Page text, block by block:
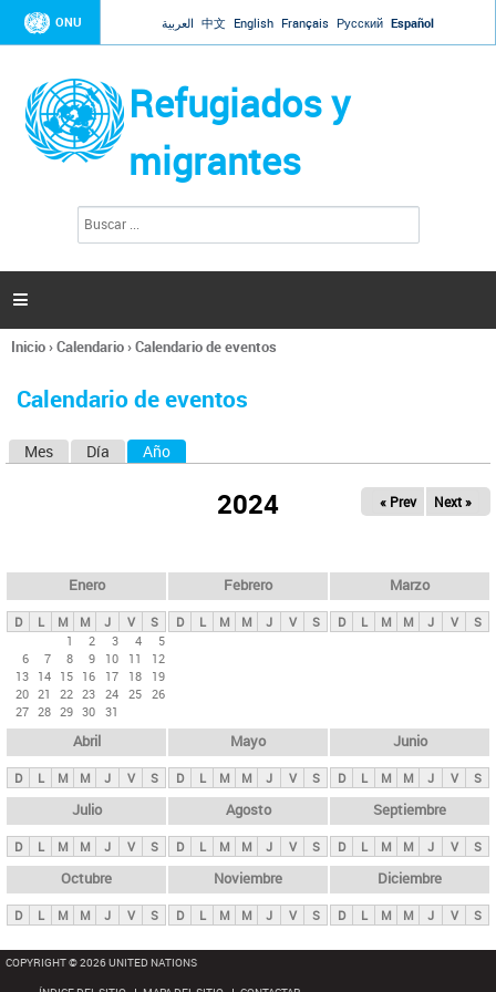
Jump to navigation
ONU العربية 中文 English Français Русский Español
Refugiados y
migrantes
l
d
s

Se
usted
Inicio›Calendario›Calendario de eventos
Calendario de eventos
s
p
n
i
p
a
l
s
Mes Día Año
2024 « Prev Next »
Enero
D L M M J V
S
1
2 3 4
5
6
7 8 9 10 11
12
13 14 15 16 17 18
19
20 21 22 23 24 25 26
27 28 29 30 31
Febrero
D L M M J V S
Marzo
D L M M J V S
Abril
D L M M J V S
Mayo
D L M M J V S
Junio
D L M M J V S
Julio
D L M M J V S
Agosto
D L M M J V S
Septiembre
D L M M J V S
Octubre
D L M M J V S
Noviembre
D L M M J V S
Diciembre
D L M M J V S
COPYRIGHT © 2026 UNITED NATIONS